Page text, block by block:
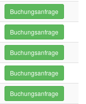
Buchungsanfrage
Buchungsanfrage
Buchungsanfrage
Buchungsanfrage
Buchungsanfrage